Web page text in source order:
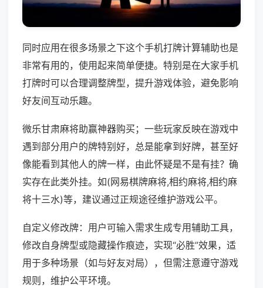
同时应用在很多场景之下这个手机打牌计算辅助也是
非常有用的，使用起来简单便捷。特别是在大家手机
打牌时可以合理调整牌型，提升游戏体验，避免影响
好友间互动乐趣。
微乐甘肃麻将助赢神器购买；一些玩家反映在游戏中
遇到部分用户的牌特别好，总是能拿到好牌，甚至好
像能看到其他人的牌一样，由此怀疑是不是有挂？确
实存在此类外挂。如(网易棋牌麻将,相约麻将,相约麻
将十三水)等，建议通过正规途径维护游戏公平。
自定义修改牌：用户可输入需求生成专用辅助工具，
修改自身牌型或隐藏操作痕迹，实现“必胜”效果，适
用于多种场景（如与好友对局），但需注意遵守游戏
规则，维护公平环境。